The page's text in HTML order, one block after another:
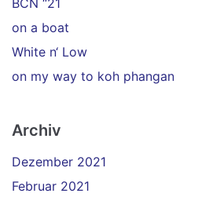
BCN “21
on a boat
White n‘ Low
on my way to koh phangan
Archiv
Dezember 2021
Februar 2021